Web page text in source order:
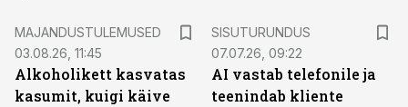
MAJANDUSTULEMUSED
03.08.26, 11:45
Alkoholikett kasvatas
kasumit, kuigi käive
SISUTURUNDUS
07.07.26, 09:22
AI vastab telefonile ja
teenindab kliente